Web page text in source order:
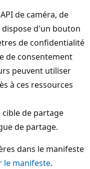
de caméra, de
d'un bouton
de confidentialité
de consentement
peuvent utiliser
à ces ressources
de partage
de partage.
dans le manifeste
le manifeste.